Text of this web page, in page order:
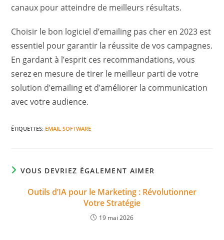
canaux pour atteindre de meilleurs résultats.
Choisir le bon logiciel d’emailing pas cher en 2023 est
essentiel pour garantir la réussite de vos campagnes.
En gardant à l’esprit ces recommandations, vous
serez en mesure de tirer le meilleur parti de votre
solution d’emailing et d’améliorer la communication
avec votre audience.
ÉTIQUETTES: EMAIL SOFTWARE
VOUS DEVRIEZ ÉGALEMENT AIMER
Outils d’IA pour le Marketing : Révolutionner
Votre Stratégie
19 mai 2026